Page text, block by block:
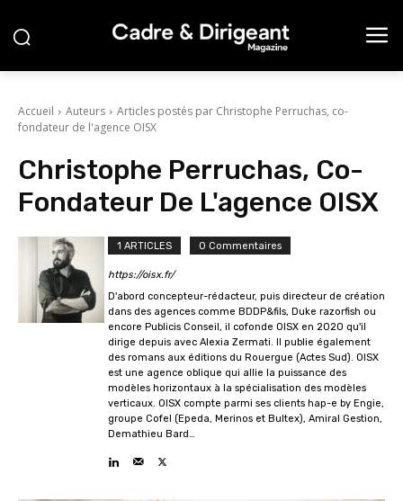
Accueil Auteurs
Articles postés par Christophe Perruchas, co-
fondateur de l'agence OISX
Christophe Perruchas, Co-
Fondateur De L'agence OISX
1 ARTICLES 0 Commentaires
https://oisx.fr/
D'abord concepteur-rédacteur, puis directeur de création
dans des agences comme BDDP&fils, Duke razorfish ou
encore Publicis Conseil, il cofonde OISX en 2020 qu'il
dirige depuis avec Alexia Zermati. Il publie également
des romans aux éditions du Rouergue (Actes Sud). OISX
est une agence oblique qui allie la puissance des
modèles horizontaux à la spécialisation des modèles
verticaux. OISX compte parmi ses clients hap-e by Engie,
groupe Cofel (Epeda, Merinos et Bultex), Amiral Gestion,
Demathieu Bard…